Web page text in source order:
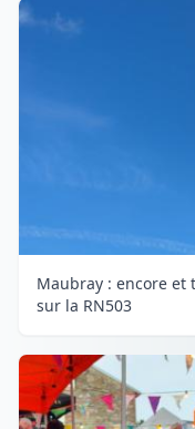
Maubray : encore et
sur la RN503